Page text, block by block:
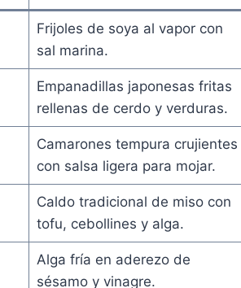
Frijoles de soya al vapor con
sal marina.
Empanadillas japonesas fritas
rellenas de cerdo y verduras.
Camarones tempura crujientes
con salsa ligera para mojar.
Caldo tradicional de miso con
tofu, cebollines y alga.
Alga fría en aderezo de
sésamo y vinagre.